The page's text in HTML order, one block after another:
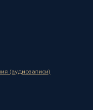
(аудиозаписи)